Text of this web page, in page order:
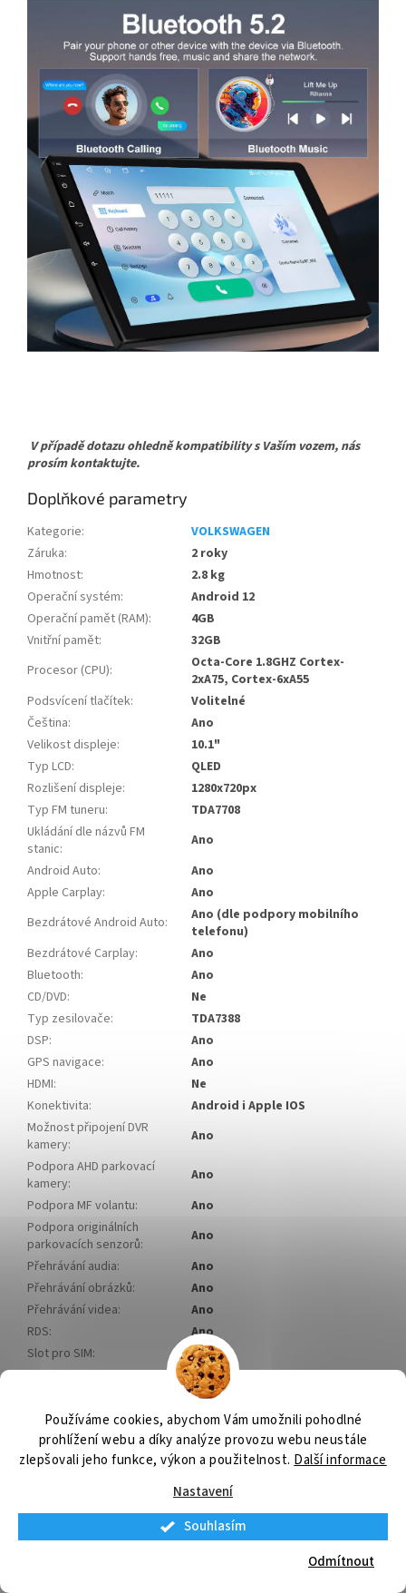
Používáme cookies, abychom Vám umožnili pohodlné
prohlížení webu a díky analýze provozu webu neustále
zlepšovali jeho funkce, výkon a použitelnost. Další informace
Nastavení
Odmítnout
Souhlasím
V případě dotazu ohledně kompatibility s Vaším vozem, nás
prosím kontaktujte.
Doplňkové parametry
Kategorie:
VOLKSWAGEN
Záruka:
2 roky
Hmotnost:
2.8 kg
Operační systém:
Android 12
Operační pamět (RAM):
4GB
Vnitřní pamět:
32GB
Procesor (CPU):
Octa-Core 1.8GHZ Cortex-
2xA75, Cortex-6xA55
Podsvícení tlačítek:
Volitelné
Čeština:
Ano
Velikost displeje:
10.1"
Typ LCD:
QLED
Rozlišení displeje:
1280x720px
Typ FM tuneru:
TDA7708
Ukládání dle názvů FM
stanic:
Ano
Android Auto:
Ano
Apple Carplay:
Ano
Bezdrátové Android Auto:
Ano (dle podpory mobilního
telefonu)
Bezdrátové Carplay:
Ano
Bluetooth:
Ano
CD/DVD:
Ne
Typ zesilovače:
TDA7388
DSP:
Ano
GPS navigace:
Ano
HDMI:
Ne
Konektivita:
Android i Apple IOS
Možnost připojení DVR
kamery:
Ano
Podpora AHD parkovací
kamery:
Ano
Podpora MF volantu:
Ano
Podpora originálních
parkovacích senzorů:
Ano
Přehrávání audia:
Ano
Přehrávání obrázků:
Ano
Přehrávání videa:
Ano
RDS:
Ano
Slot pro SIM:
Ano
4G internet:
Ano
Ano
Výkon:
4x48W
WiFi:
Ano
Slto MicroSD: Ne